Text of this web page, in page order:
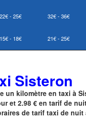
22€ - 25€ 32€ - 36€
15€ - 18€ 21€ - 25€
Sisteron
un kilomètre en taxi à
et 2.98 € en tarif de
de tarif taxi de nuit